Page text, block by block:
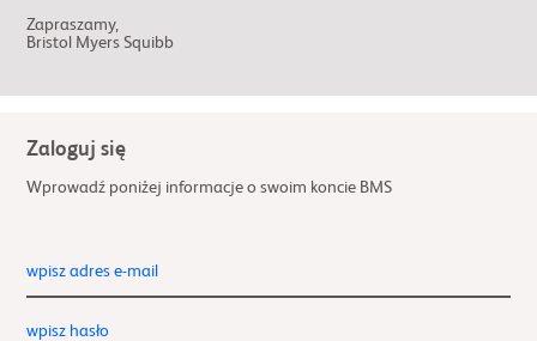
Zapraszamy,
Bristol Myers Squibb
Zaloguj się
Wprowadź poniżej informacje o swoim koncie BMS
wpisz adres e-mail
wpisz hasło